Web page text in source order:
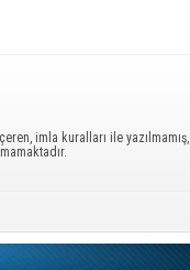
imla kuralları ile yazılmamış,